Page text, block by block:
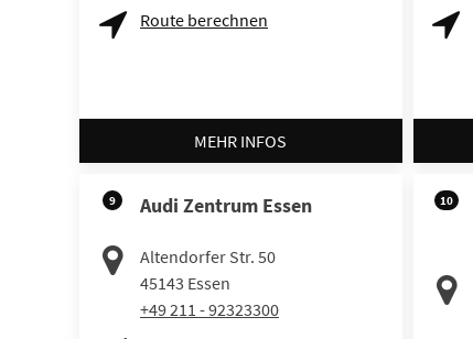
Route berechnen
MEHR INFOS
9 Audi Zentrum Essen
Altendorfer Str. 50
45143 Essen
+49 211 - 92323300
10